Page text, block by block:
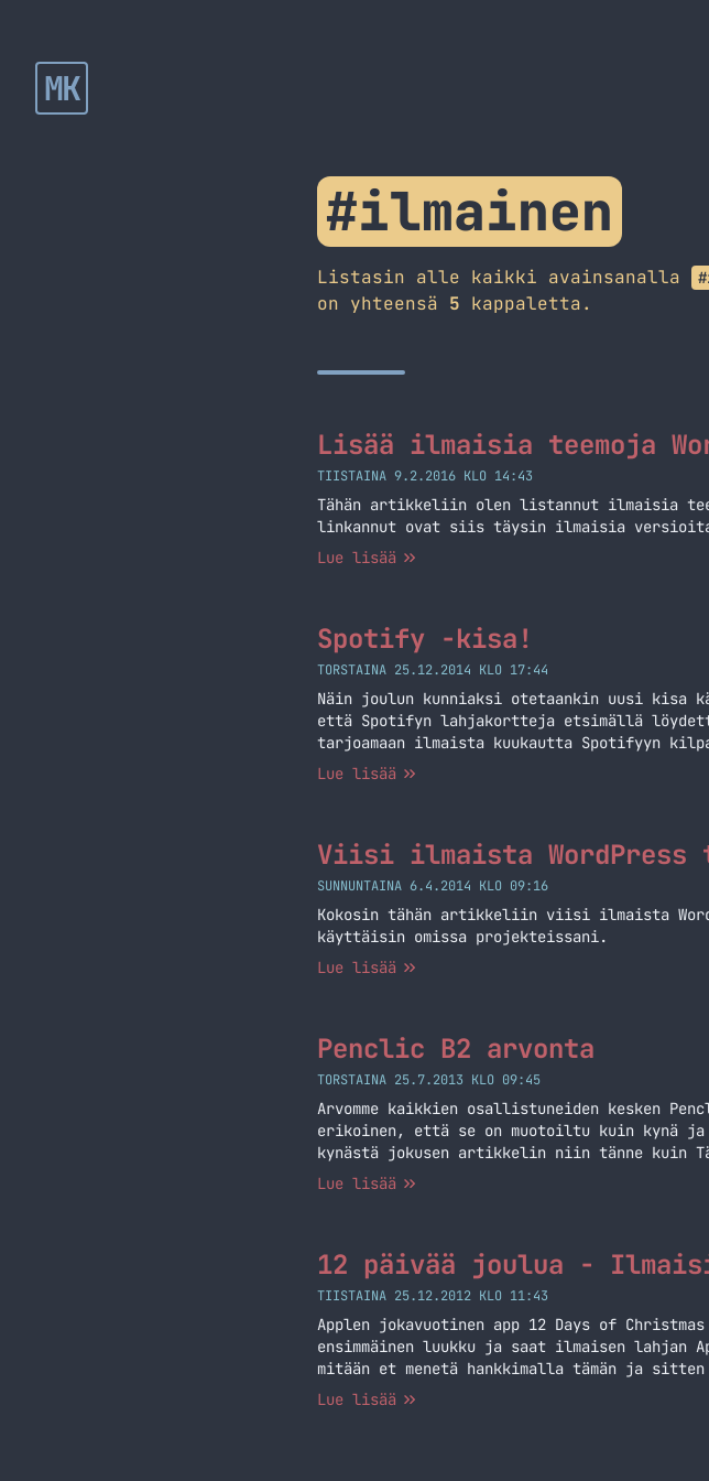
MK
#ilmainen
Listasin alle kaikki avainsanalla
on yhteensä 5 kappaletta.
Lisää ilmaisia teemoja
TIISTAINA 9.2.2016 KLO 14:43
Tähän artikkeliin olen listannut ilmaisia
linkannut ovat siis täysin ilmaisia
Lue lisää
Spotify -kisa!
TORSTAINA 25.12.2014 KLO 17:44
Näin joulun kunniaksi otetaankin uusi kisa
että Spotifyn lahjakortteja etsimällä
tarjoamaan ilmaista kuukautta Spotifyyn
ja vieläpä ilmaista! Nimittäin kaikkien
Lue lisää
Viisi ilmaista WordPress
SUNNUNTAINA 6.4.2014 KLO 09:16
Kokosin tähän artikkeliin viisi ilmaista
käyttäisin omissa projekteissani.
Lue lisää
Penclic B2 arvonta
TORSTAINA 25.7.2013 KLO 09:45
Arvomme kaikkien osallistuneiden kesken
erikoinen, että se on muotoiltu kuin kynä
kynästä jokusen artikkelin niin tänne kuin
Penclic B2 ja MacBook Pro Penclic B2 ja
Lue lisää
12 päivää joulua -
TIISTAINA 25.12.2012 KLO 11:43
Applen jokavuotinen app 12 Days of
ensimmäinen luukku ja saat ilmaisen lahjan
mitään et menetä hankkimalla tämän ja
niin riemu on ylimmillään! Älä siis missaa
Lue lisää